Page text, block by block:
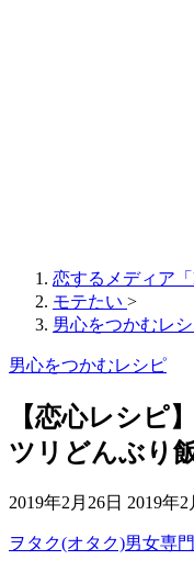
恋するメディア
モテたい >
男心をつかむレ
男心をつかむレシピ
【恋心レシピ
ツリどんぶり
2019年2月26日 2019年2
ヲタク(オタク)男女専